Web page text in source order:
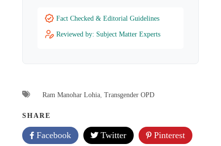
Fact Checked & Editorial Guidelines
Reviewed by: Subject Matter Experts
Ram Manohar Lohia, Transgender OPD
SHARE
Facebook Twitter Pinterest